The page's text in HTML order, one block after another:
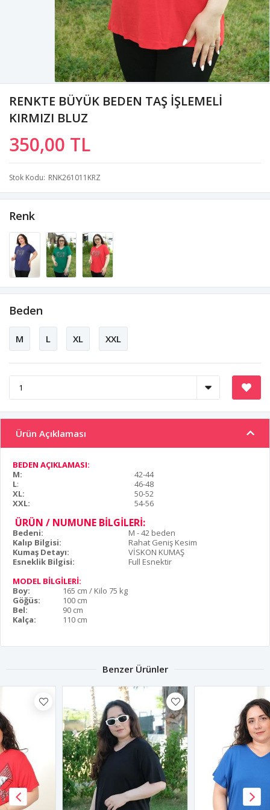
RENKTE BÜYÜK BEDEN TAŞ İŞLEMELİ
KIRMIZI BLUZ
350,00 TL
Stok Kodu RNK261011KRZ
Renk
Beden
M L XL XXL
Ürün Açıklaması
BEDEN AÇIKLAMASI:
M:
42-44
L:
46-48
XL:
50-52
XXL:
54-56
ÜRÜN / NUMUNE BİLGİLERİ:
Bedeni:
M - 42 beden
Kalıp Bilgisi:
Rahat Geniş Kesim
Kumaş Detayı:
VİSKON KUMAŞ
Esneklik Bilgisi:
Full Esnektir
MODEL BİLGİLERİ:
Boy:
165 cm / Kilo 75 kg
Göğüs:
100 cm
Bel:
90 cm
Kalça:
110 cm
Benzer Ürünler